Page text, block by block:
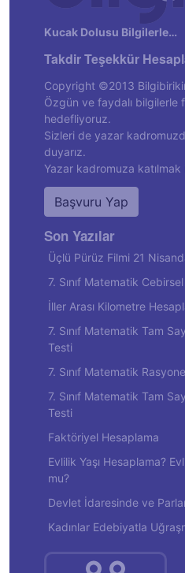
Kucak Dolusu Bilgilerle…
Takdir Teşekkür
Copyright ©2013
Özgün ve faydalı bilgilerle
hedefliyoruz.
Sizleri de yazar
duyarız.
Yazar kadromuza katılmak
Başvuru Yap
Son Yazılar
Üçlü Pürüz Filmi 21
7. Sınıf Matematik
İller Arası Kilometre
7. Sınıf Matematik Tam
Testi
7. Sınıf Matematik
7. Sınıf Matematik Tam
Testi
Faktöriyel Hesaplama
Evlilik Yaşı Hesaplama?
mu?
Devlet İdaresinde ve
Kadınlar Edebiyatla